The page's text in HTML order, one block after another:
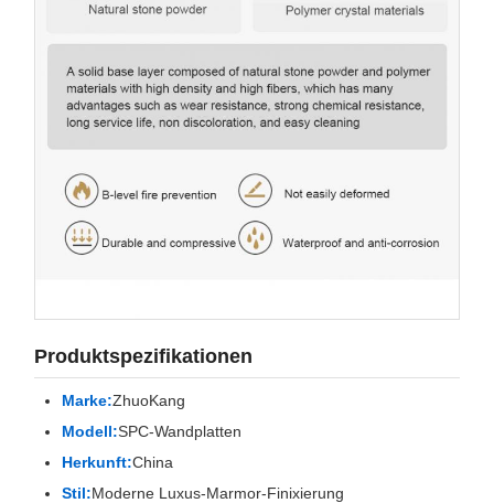
Produktspezifikationen
Marke:ZhuoKang
Modell:SPC-Wandplatten
Herkunft:China
Stil:Moderne Luxus-Marmor-Finixierung